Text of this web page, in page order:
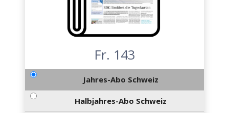
Fr. 143
Jahres-Abo Schweiz
Halbjahres-Abo Schweiz